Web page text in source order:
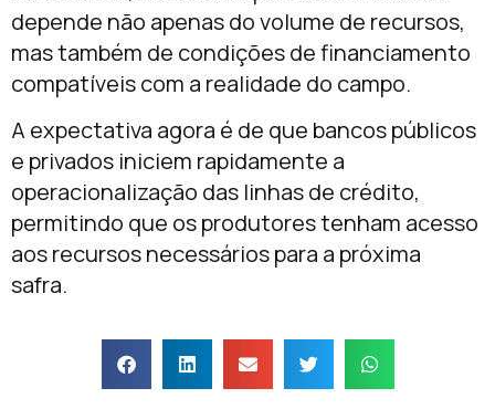
depende não apenas do volume de recursos,
mas também de condições de financiamento
compatíveis com a realidade do campo.
A expectativa agora é de que bancos públicos
e privados iniciem rapidamente a
operacionalização das linhas de crédito,
permitindo que os produtores tenham acesso
aos recursos necessários para a próxima
safra.